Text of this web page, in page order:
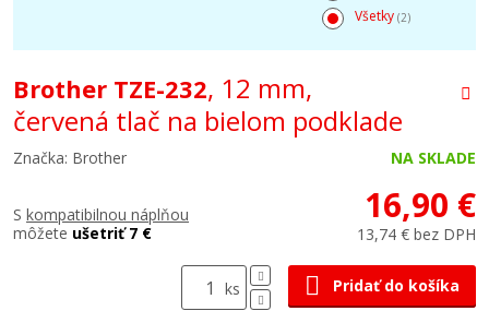
Všetky (2)
Brother TZE-232, 12 mm,
červená tlač na bielom podklade
Značka: Brother NA SKLADE
S kompatibilnou náplňou
môžete ušetriť 7 €
16,90 €
13,74 € bez DPH
ks Pridať do košíka